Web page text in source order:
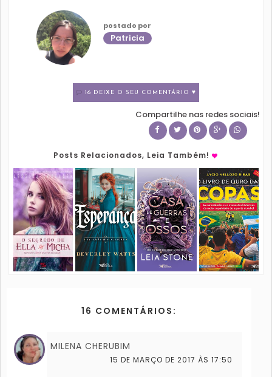
postado por
Patricia
16 DEIXE O SEU COMENTÁRIO ♥
Compartilhe nas redes sociais!
Posts Relacionados, Leia Também!
16 COMENTÁRIOS:
MILENA CHERUBIM
15 DE MARÇO DE 2017 ÀS 17:50